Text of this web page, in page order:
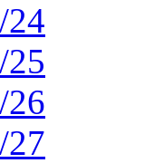
24
26
27